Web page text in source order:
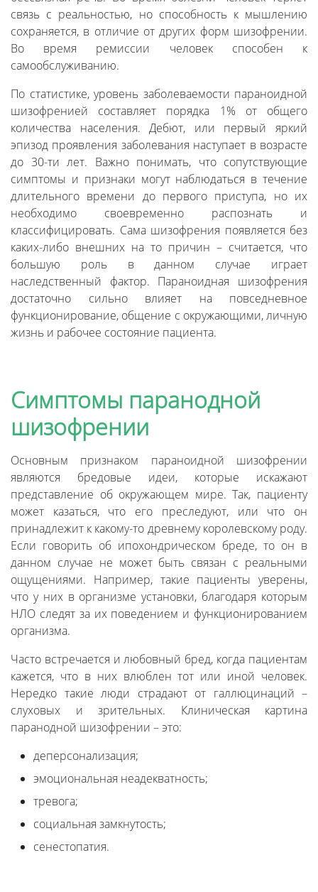
связь с реальностью, но способность к мышлению
сохраняется, в отличие от других форм шизофрении.
Во время ремиссии человек способен к
самообслуживанию.
По статистике, уровень заболеваемости параноидной
шизофренией составляет порядка 1% от общего
количества населения. Дебют, или первый яркий
эпизод проявления заболевания наступает в возрасте
до 30-ти лет. Важно понимать, что сопутствующие
симптомы и признаки могут наблюдаться в течение
длительного времени до первого приступа, но их
необходимо своевременно распознать и
классифицировать. Сама шизофрения появляется без
каких-либо внешних на то причин – считается, что
большую роль в данном случае играет
наследственный фактор. Параноидная шизофрения
достаточно сильно влияет на повседневное
функционирование, общение с окружающими, личную
жизнь и рабочее состояние пациента.
Симптомы паранодной
шизофрении
Основным признаком параноидной шизофрении
являются бредовые идеи, которые искажают
представление об окружающем мире. Так, пациенту
может казаться, что его преследуют, или что он
принадлежит к какому-то древнему королевскому роду.
Если говорить об ипохондрическом бреде, то он в
данном случае не может быть связан с реальными
ощущениями. Например, такие пациенты уверены,
что у них в организме установки, благодаря которым
НЛО следят за их поведением и функционированием
организма.
Часто встречается и любовный бред, когда пациентам
кажется, что в них влюблен тот или иной человек.
Нередко такие люди страдают от галлюцинаций –
слуховых и зрительных. Клиническая картина
паранодной шизофрении – это:
деперсонализация;
эмоциональная неадекватность;
тревога;
социальная замкнутость;
сенестопатия.